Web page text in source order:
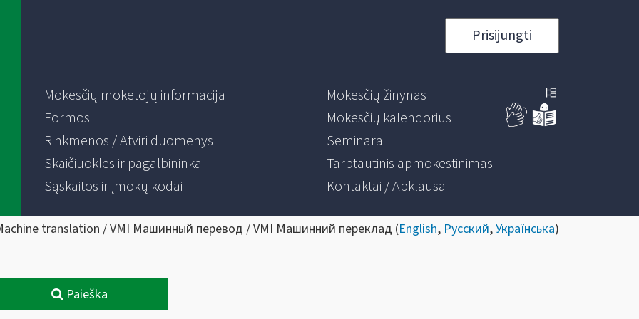
Prisijungti
Mokesčių mokėtojų informacija
Formos
Rinkmenos / Atviri duomenys
Skaičiuoklės ir pagalbininkai
Sąskaitos ir įmokų kodai
Mokesčių žinynas
Mokesčių kalendorius
Seminarai
Tarptautinis apmokestinimas
Kontaktai / Apklausa
translation / VMI Машинный перевод / VMI Машинний переклад (English, Русский,Українська)
Paieška